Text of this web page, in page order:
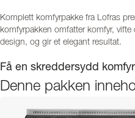
Komplett komfyrpakke fra Lofras
komfyrpakken omfatter komfyr,
design, og gir et elegant resultat.
Få en skreddersydd
Denne pakken